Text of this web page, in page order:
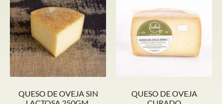
QUESO DE OVEJA SIN
QUESO DE OVEJA